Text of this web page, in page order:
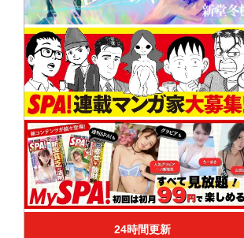
24時間更新